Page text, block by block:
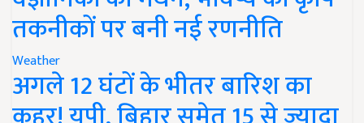
तकनीकों पर बनी नई रणनीति
Weather
अगले 12 घंटों के भीतर बारिश का